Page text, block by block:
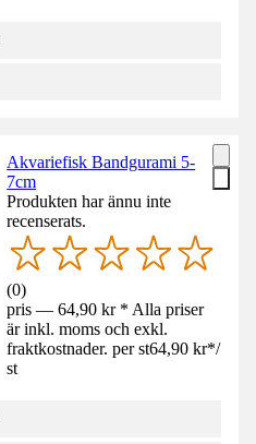
Akvariefisk Bandgurami 5-
7cm
Produkten har ännu inte
recenserats.
(0)
pris — 64,90 kr * Alla priser
är inkl. moms och exkl.
fraktkostnader. per st64,90 kr*/
st